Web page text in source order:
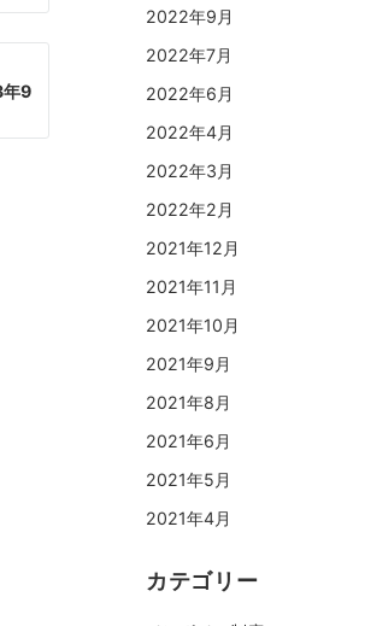
年9
2022年9月
2022年7月
2022年6月
2022年4月
2022年3月
2022年2月
2021年12月
2021年11月
2021年10月
2021年9月
2021年8月
2021年6月
2021年5月
2021年4月
カテゴリー